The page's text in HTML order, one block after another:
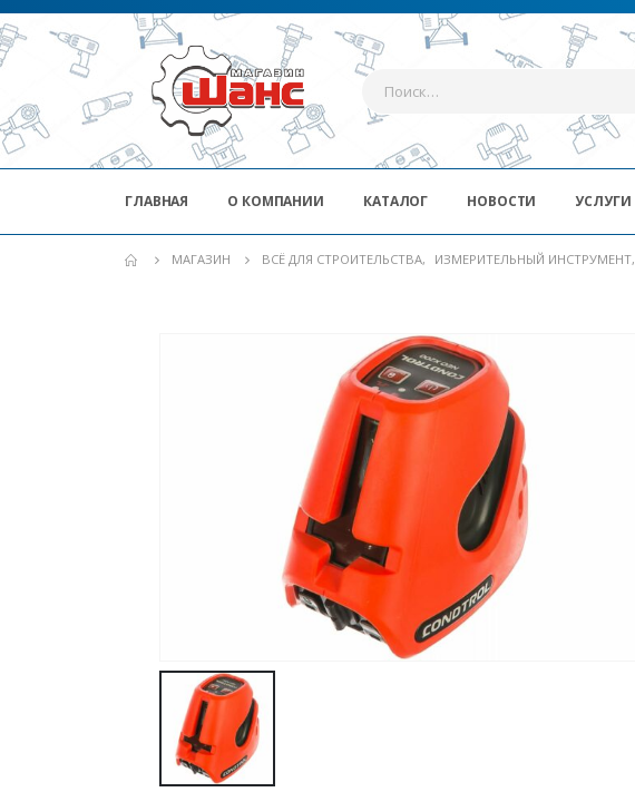
ГЛАВНАЯ О КОМПАНИИ КАТАЛОГ НОВОСТИ УСЛУГИ
МАГАЗИН ВСЁ ДЛЯ СТРОИТЕЛЬСТВА, ИЗМЕРИТЕЛЬНЫЙ ИНСТРУМЕНТ,